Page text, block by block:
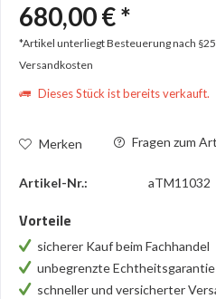
680,00 € *
*Artikel unterliegt Besteuerung nach
Versandkosten
Dieses Stück ist bereits verkauft.
Merken Fragen zum
Artikel-Nr.: aTM11032
Vorteile
sicherer Kauf beim Fachhandel
unbegrenzte Echtheitsgarantie
schneller und versicherter